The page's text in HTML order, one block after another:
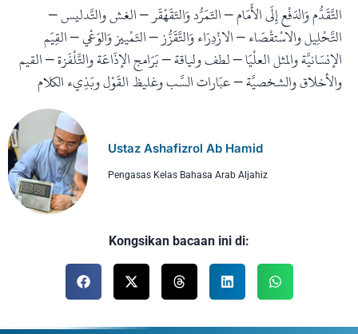
التَّقَدُّموَالدَفْعإِلَىالأَمَام–التَمَرُّدوَالتَقَهْقَر–الغشوالتَّدليس–
التَّحْلِيلوالاسْتقْصَاء–الازْدِرَاءوَالتَّقَزُّز–التَمْييزوَالوَعْي–القِيَم
الإنسَانيَّةوالمثلالعلْيَا–لطفولياقة–بَرَامجالإذَاعَةوالتَّلْفَزة–القيم
والأخلاقوالشخصيَّة–عبَاراتالسَّبوغليظالقَوْلوبَذِيءالكلام
Ustaz Ashafizrol Ab Hamid
Pengasas Kelas Bahasa Arab Aljahiz
Kongsikan bacaan ini di: